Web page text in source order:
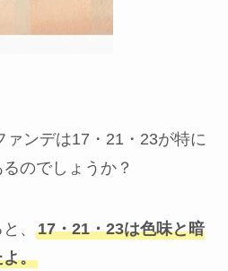
ンデは17・21・23が特に
のでしょうか？
、 17・21・23は色味と暗
よ。